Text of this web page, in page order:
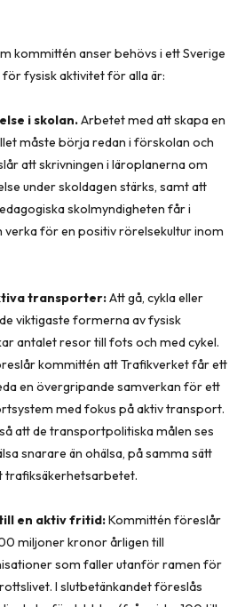
kommittén anser behövs i ett Sverige
fysisk aktivitet för alla är:
i skolan.Arbetet med att skapa en
måste börja redan i förskolan och
att skrivningen i läroplanerna om
under skoldagen stärks, samt att
skolmyndigheten får i
verka för en positiv rörelsekultur inom
transporter:Att gå, cykla eller
viktigaste formerna av fysisk
antalet resor till fots och med cykel.
kommittén att Trafikverket får ett
en övergripande samverkan för ett
med fokus på aktiv transport.
att de transportpolitiska målen ses
snarare än ohälsa, på samma sätt
trafiksäkerhetsarbetet.
en aktiv fritid:Kommittén föreslår
miljoner kronor årligen till
som faller utanför ramen för
I slutbetänkandet föreslås